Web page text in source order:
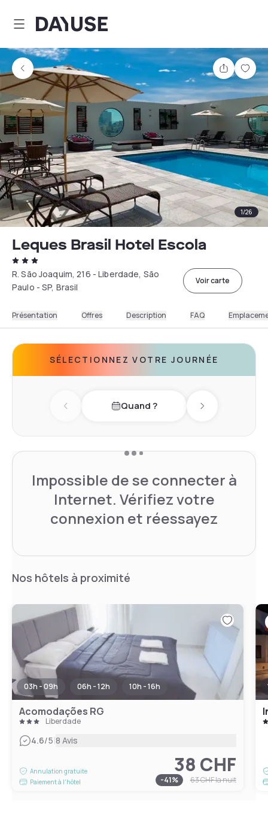
Dayuse
Partager
1/26
Leques Brasil Hotel Escola
R. São Joaquim, 216 - Liberdade, São
Paulo - SP, Brasil
Voir carte
Présentation Offres Description FAQ
SÉLECTIONNEZ VOTRE JOURNÉE
Previous dayQuand ? Next day
Impossible de se connecter à
Internet. Vérifiez votre
connexion et réessayez
Nos hôtels à proximité
03h - 09h 06h - 12h 10h - 16h
Acomodações RG
Liberdade
4.6/5|8 Avis
Annulation gratuite
Paiement à l'hôtel
38 CHF
-41% 63 CHFla nuit